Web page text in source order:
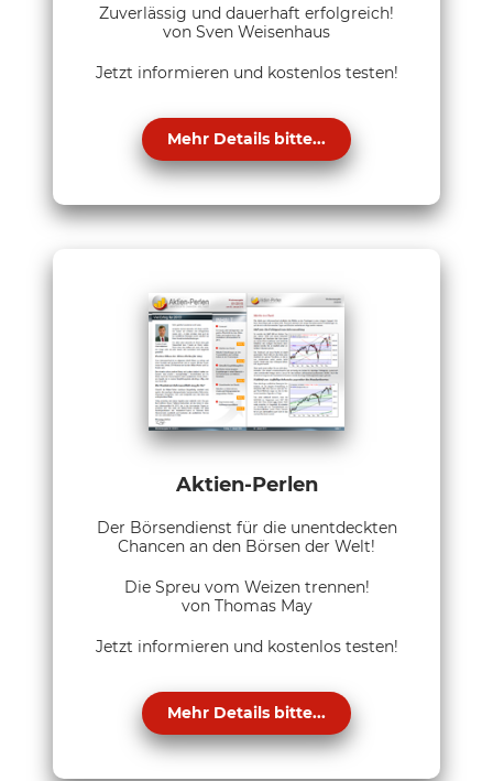
Zuverlässig und dauerhaft erfolgreich!
von Sven Weisenhaus
Jetzt informieren und kostenlos testen!
Mehr Details bitte...
Aktien-Perlen
Der Börsendienst für die unentdeckten
Chancen an den Börsen der Welt!
Die Spreu vom Weizen trennen!
von Thomas May
Jetzt informieren und kostenlos testen!
Mehr Details bitte...